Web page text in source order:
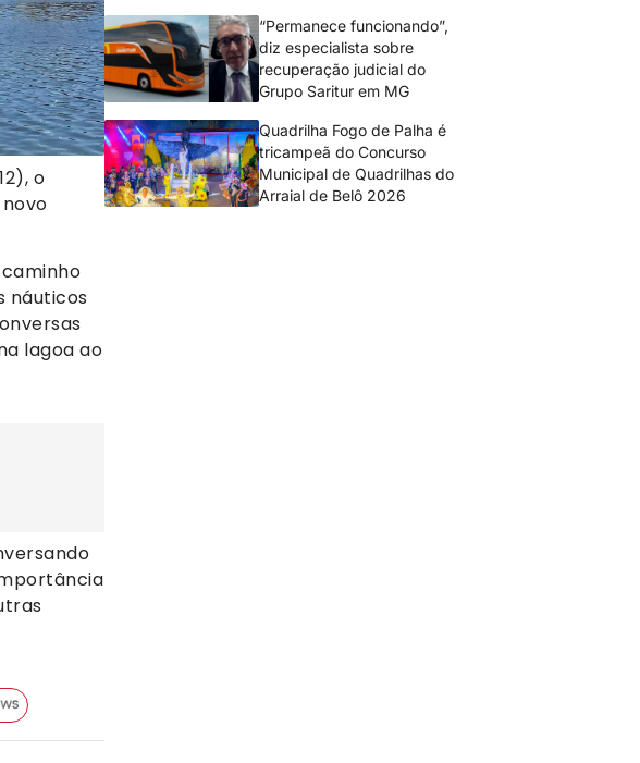
o
náuticos
lagoa ao
“Permanece funcionando”,
diz especialista sobre
recuperação judicial do
Grupo Saritur em MG
Quadrilha Fogo de Palha é
tricampeã do Concurso
Municipal de Quadrilhas do
Arraial de Belô 2026